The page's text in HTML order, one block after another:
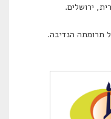
ירושלים.
תרומתה הנדיבה.